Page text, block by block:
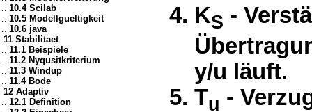
.. 10.4 Scilab
.. 10.5 Modellgueltigkeit
.. 10.6 java
11 Stabilitaet
.. 11.1 Beispiele
.. 11.2 Nyqusitkriterium
.. 11.3 Windup
.. 11.4 Bode
12 Adaptiv
.. 12.1 Definition
KS -
y/u läuft.
Tu -